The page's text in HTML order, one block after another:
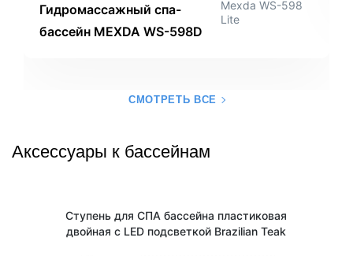
Гидромассажный спа-
бассейн MEXDA WS-598D
Mexda WS-598
Lite
СМОТРЕТЬ ВСЕ
Аксессуары к бассейнам
Ступень для СПА бассейна пластиковая
двойная с LED подсветкой Brazilian Teak